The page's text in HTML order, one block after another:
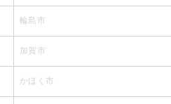
輪島市
加賀市
かほく市